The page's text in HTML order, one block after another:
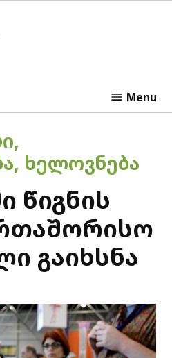
Menu
,
, ᲮᲔᲚᲝᲕᲜᲔᲑᲐ
წიგნის
გაიხსნა